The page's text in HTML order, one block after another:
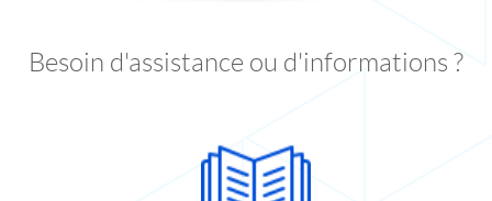
Besoin d'assistance ou d'informations ?